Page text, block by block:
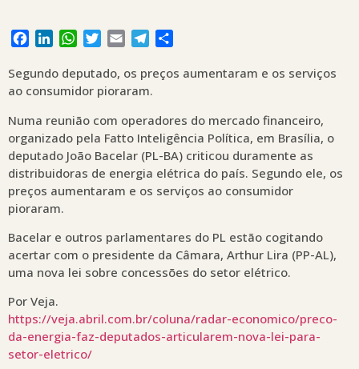
Facebook
LinkedInWhatsApp
Twitter
Email Telegram
Segundo deputado, os preços aumentaram e os serviços
ao consumidor pioraram.
Numa reunião com operadores do mercado financeiro,
organizado pela Fatto Inteligência Política, em Brasília, o
deputado João Bacelar (PL-BA) criticou duramente as
distribuidoras de energia elétrica do país. Segundo ele, os
preços aumentaram e os serviços ao consumidor
pioraram.
Bacelar e outros parlamentares do PL estão cogitando
acertar com o presidente da Câmara, Arthur Lira (PP-AL),
uma nova lei sobre concessões do setor elétrico.
Por Veja.
https://veja.abril.com.br/coluna/radar-economico/preco-
da-energia-faz-deputados-articularem-nova-lei-para-
setor-eletrico/